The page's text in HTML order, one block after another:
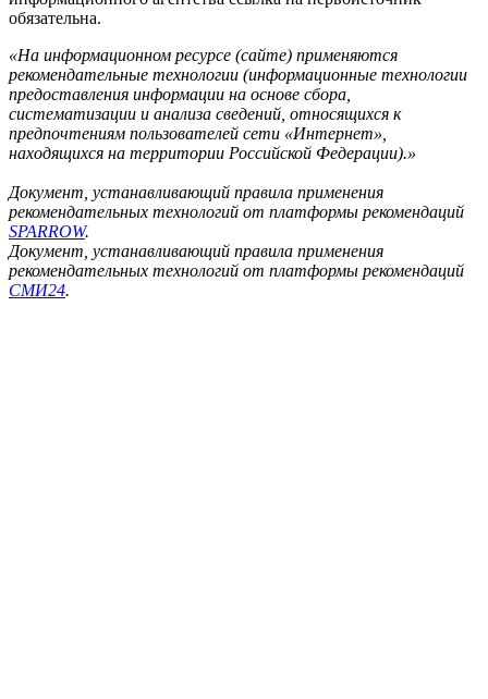
обязательна.
«На информационном ресурсе (сайте) применяются
рекомендательные технологии (информационные технологии
предоставления информации на основе сбора,
систематизации и анализа сведений, относящихся к
предпочтениям пользователей сети «Интернет»,
находящихся на территории Российской Федерации).»
Документ, устанавливающий правила применения
рекомендательных технологий от платформы рекомендаций
SPARROW.
Документ, устанавливающий правила применения
рекомендательных технологий от платформы рекомендаций
СМИ24.